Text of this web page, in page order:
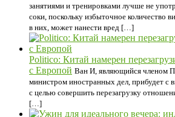
занятиями и тренировками лучше не
соки, поскольку избыточное количество
в них, может нанести вред […]
Politico: Китай намерен
с Европой Ван И, являющийся членом
министром иностранных дел, прибудет с
с целью совершить перезагрузку
[…]